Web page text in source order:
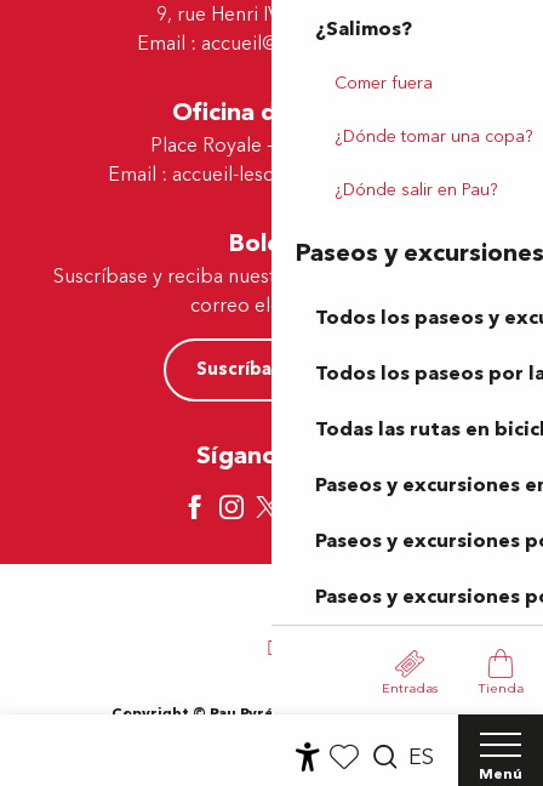
Menú
¿Salimos?
Comer fuera
¿Dónde tomar una copa?
¿Dónde salir en Pau?
Paseos y excursiones
Todos los paseos y
Todos los paseos por
Todas las rutas en
Paseos y excursiones
Paseos y excursiones
Paseos y excursiones
Entradas Tienda
ES
9, rue Henri IV - 64000 Pau
Email : accueil@tourismepau.fr
Oficina de Lescar
Place Royale - 64230 Lescar
Email : accueil-lescar@tourismepau.fr
Boletín
Suscríbase y reciba nuestras ofertas y noticias por
correo electrónico
Suscríbase ahora
Síganos aquí
Copyright © Pau Pyrénées Tourisme 2024
Condiciones de uso
Cookies